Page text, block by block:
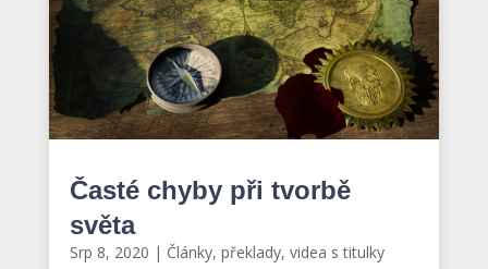
Časté chyby při tvorbě
světa
Srp 8, 2020 | Články, překlady, videa s titulky